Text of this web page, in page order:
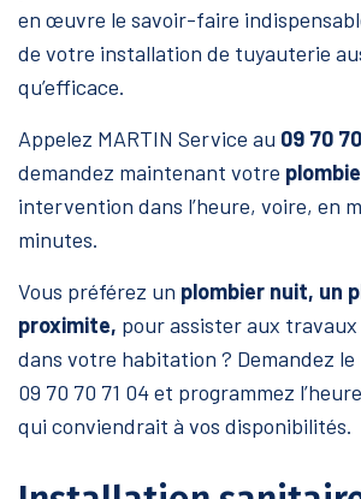
en œuvre le savoir-faire
de votre installation de tuyauterie
qu’efficace.
Appelez MARTIN Service au 09 70
demandez maintenant votre
intervention dans l’heure, voire, en
minutes.
Vous préférez un plombier nuit, un
proximite, pour assister aux travaux
dans votre habitation ? Demandez
09 70 70 71 04 et programmez
qui conviendrait à vos disponibilités.